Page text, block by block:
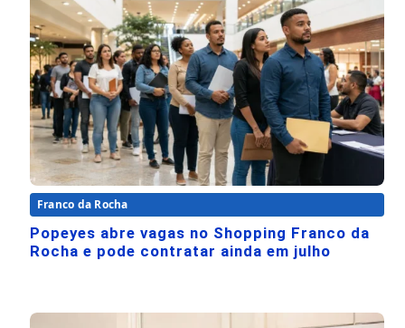
Franco da Rocha
Popeyes abre vagas no Shopping Franco da
Rocha e pode contratar ainda em julho